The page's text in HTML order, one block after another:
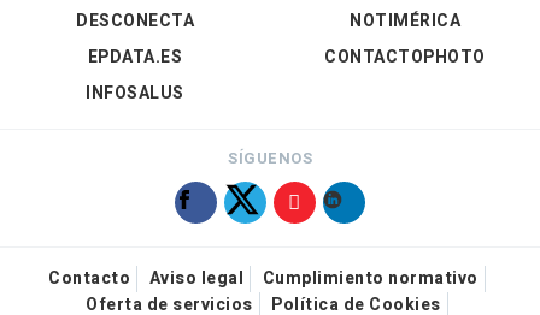
DESCONECTA
EPDATA.ES
INFOSALUS
NOTIMÉRICA
CONTACTOPHOTO
SÍGUENOS
Contacto Aviso legal
Cumplimiento normativo
Oferta de servicios
Política de Cookies